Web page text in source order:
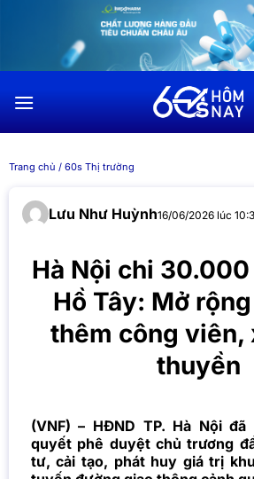
dung
Trang chủ / 60s Thị trường
Lưu Như Huỳnh16/06/2026 lúc
Hà Nội chi
Hồ Tây: Mở
thêm công viên,
thuyền
(VNF) – HĐND TP. Hà Nội
quyết phê duyệt chủ trương
tư, cải tạo, phát huy giá trị